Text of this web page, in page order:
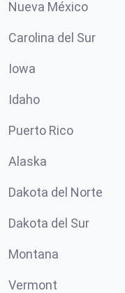
Nueva México
Carolina del Sur
Iowa
Idaho
Puerto Rico
Alaska
Dakota del Norte
Dakota del Sur
Montana
Vermont